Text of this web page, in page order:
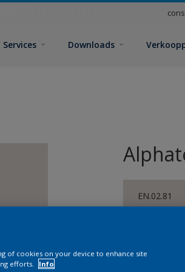
Services Downloads
EN.02.81
of cookies on your device to enhance site
efforts.
Info